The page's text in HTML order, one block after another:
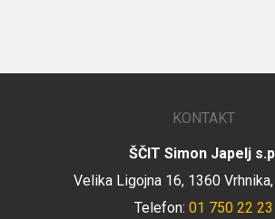
KONTAKT
ŠČIT Simon Japelj
Velika Ligojna 16, 1360
Telefon: 01 750 22 23